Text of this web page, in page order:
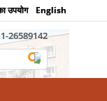
उपयोग English
26589142